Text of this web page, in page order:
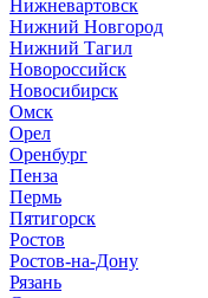
Нижневартовск
Нижний Новгород
Нижний Тагил
Новороссийск
Новосибирск
Омск
Орел
Оренбург
Пенза
Пермь
Пятигорск
Ростов
Ростов-на-Дону
Рязань